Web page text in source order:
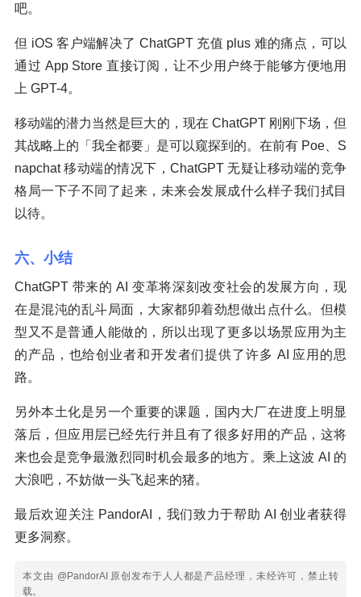
吧。
但 iOS 客户端解决了 ChatGPT 充值 plus 难的痛点，可以
通过 App Store 直接订阅，让不少用户终于能够方便地用
上 GPT-4。
移动端的潜力当然是巨大的，现在 ChatGPT 刚刚下场，但
其战略上的「我全都要」是可以窥探到的。在前有 Poe、S
napchat 移动端的情况下，ChatGPT 无疑让移动端的竞争
格局一下子不同了起来，未来会发展成什么样子我们拭目
以待。
六、小结
ChatGPT 带来的 AI 变革将深刻改变社会的发展方向，现
在是混沌的乱斗局面，大家都卯着劲想做出点什么。但模
型又不是普通人能做的，所以出现了更多以场景应用为主
的产品，也给创业者和开发者们提供了许多 AI 应用的思
路。
另外本土化是另一个重要的课题，国内大厂在进度上明显
落后，但应用层已经先行并且有了很多好用的产品，这将
来也会是竞争最激烈同时机会最多的地方。乘上这波 AI 的
大浪吧，不妨做一头飞起来的猪。
最后欢迎关注 PandorAI，我们致力于帮助 AI 创业者获得
更多洞察。
本文由 @PandorAI 原创发布于人人都是产品经理，未经许可，禁止转
载。